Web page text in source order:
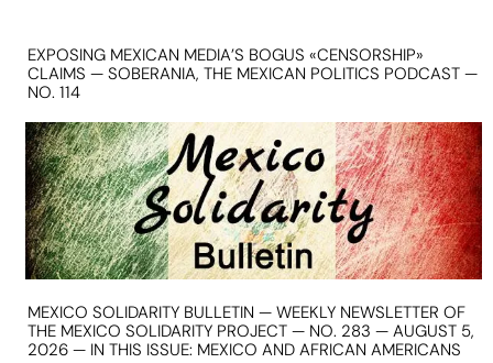
EXPOSING MEXICAN MEDIA’S BOGUS «CENSORSHIP»
CLAIMS — SOBERANIA, THE MEXICAN POLITICS PODCAST —
NO. 114
MEXICO SOLIDARITY BULLETIN — WEEKLY NEWSLETTER OF
THE MEXICO SOLIDARITY PROJECT — NO. 283 — AUGUST 5,
2026 — IN THIS ISSUE: MEXICO AND AFRICAN AMERICANS